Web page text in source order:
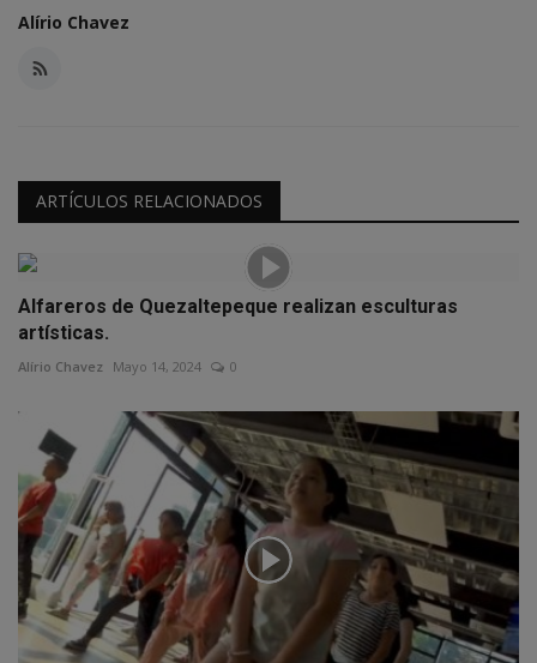
Alírio Chavez
ARTÍCULOS RELACIONADOS
Alfareros de Quezaltepeque realizan esculturas
artísticas.
Alírio Chavez Mayo 14, 2024 0